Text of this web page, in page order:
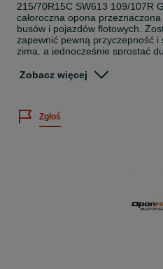
215/70R15C SW613 109/107R
całoroczna opona
busów i pojazdów flotowych.
zapewnić pewną przyczepność
zimą, a jednocześnie sprostać
mokrych, suchych oraz lekko
Efektywne odprowadzanie
Zobacz więcej
Zgłoś